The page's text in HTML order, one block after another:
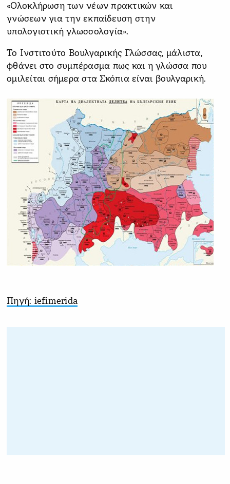
«Ολοκλήρωση των νέων πρακτικών και
γνώσεων για την εκπαίδευση στην
υπολογιστική γλωσσολογία».
Το Ινστιτούτο Βουλγαρικής Γλώσσας, μάλιστα,
φθάνει στο συμπέρασμα πως και η γλώσσα που
ομιλείται σήμερα στα Σκόπια είναι βουλγαρική.
Πηγή: iefimerida